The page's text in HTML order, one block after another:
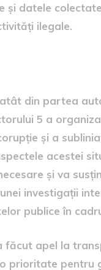
și datele
ilegale.
din partea
5 a
și a
acestei
și va
investigații
publice în
făcut apel la
prioritate pentru